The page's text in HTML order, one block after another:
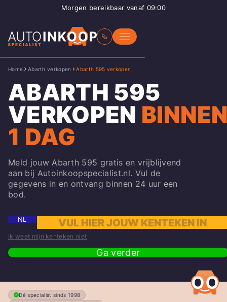
Morgen bereikbaar vanaf 09:00
Home Abarth verkopen Abarth 595 verkopen
ABARTH 595
VERKOPEN
1 DAG
Meld jouw Abarth 595 gratis en vrijblijvend
aan bij Autoinkoopspecialist.nl. Vul de
gegevens in en ontvang binnen 24 uur een
bod.
NL
Ik weet mijn kenteken niet
Ga verder
Dé specialist sinds 1998